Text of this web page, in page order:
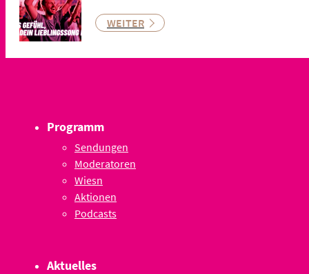
WEITER
Programm
Sendungen
Moderatoren
Wiesn
Aktionen
Podcasts
Aktuelles